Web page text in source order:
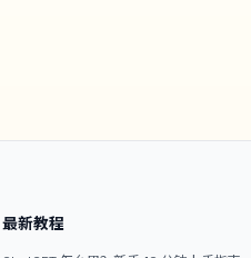
最新教程